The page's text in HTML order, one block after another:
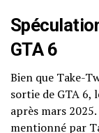
GTA 6
Bien que Take-
sortie de GTA 6,
après mars
mentionné par